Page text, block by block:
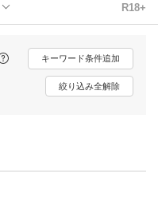
楽天ミュージック
動画配信
楽天TV
動画配信ガイド
R18+
キーワード条件追加
絞り込み全解除